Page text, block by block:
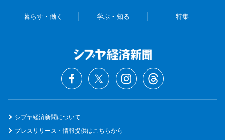
暮らす・働く 学ぶ・知る 特集
シブヤ経済新聞について
プレスリリース・情報提供はこちらから